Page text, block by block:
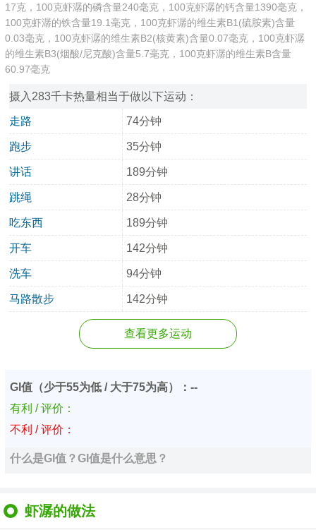
17克，100克虾潺的磷含量240毫克，100克虾潺的钙含量1390毫克，
100克虾潺的铁含量19.1毫克，100克虾潺的维生素B1(硫胺素)含量
0.03毫克，100克虾潺的维生素B2(核黄素)含量0.07毫克，100克虾潺
的维生素B3(烟酸/尼克酸)含量5.7毫克，100克虾潺的维生素B含量
60.97毫克
摄入283千卡热量相当于做以下运动：
走路 74分钟
跑步 35分钟
讲话 189分钟
跳绳 28分钟
吃东西 189分钟
开车 142分钟
洗车 94分钟
马路散步 142分钟
查看更多运动
GI值（少于55为低 / 大于75为高）：--
有利 / 评价：
不利 / 评价：
什么是GI值？GI值是什么意思？
虾潺的做法